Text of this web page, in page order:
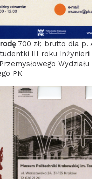
700 zł; brutto dla p.
III roku Inżynierii
Wydziału
PK